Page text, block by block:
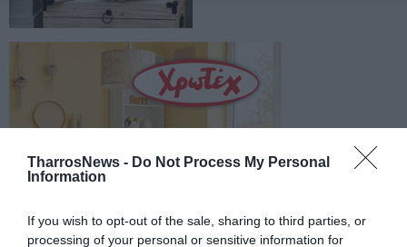
TharrosNews - Do Not Process My Personal
Information
If you wish to opt-out of the sale, sharing to third parties, or
processing of your personal or sensitive information for